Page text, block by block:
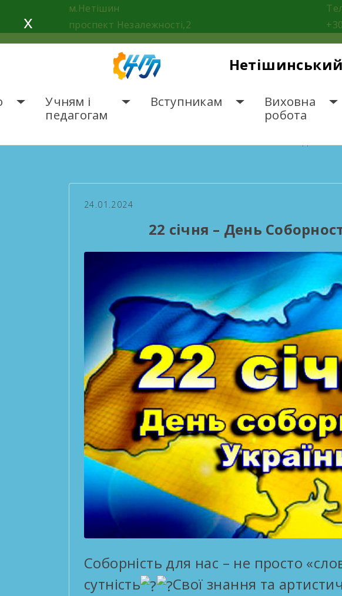
content
м.Нетішин
проспект Незалежності,2
Учням і
педагогам
Вступникам
Виховна
робота
24.01.2024
22 січня – День
Соборність для нас – не просто
сутність
Свої знання та
x